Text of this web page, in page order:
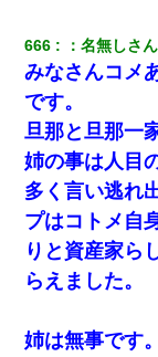
666 ：名無しさ
みなさんコメ
です。
旦那と旦那一
姉の事は人目
多く言い逃れ
プはコトメ自
りと資産家ら
らえました。
姉は無事です。